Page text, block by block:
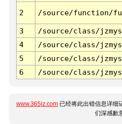
2 /source/function/
3 /source/class/
4
/source/class/
5
/source/class/
6
/source/class/
www.365jz.com 已经将此出错信息详细
们深感歉